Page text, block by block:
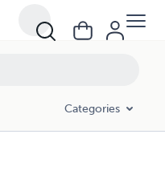
Categories